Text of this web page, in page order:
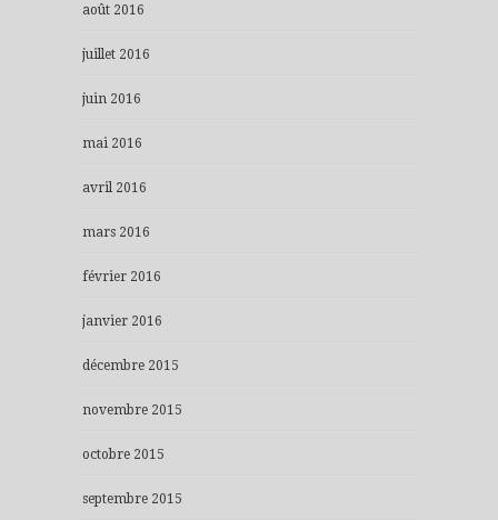
août 2016
juillet 2016
juin 2016
mai 2016
avril 2016
mars 2016
février 2016
janvier 2016
décembre 2015
novembre 2015
octobre 2015
septembre 2015